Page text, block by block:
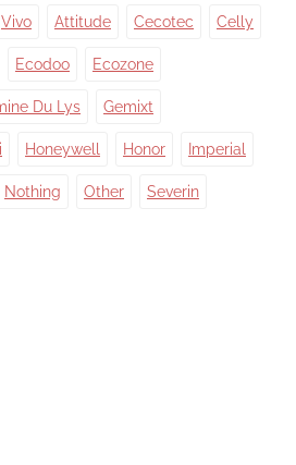
Vivo Attitude Cecotec Celly
Ecodoo Ecozone
Du Lys Gemixt
Honeywell Honor Imperial
Nothing Other Severin